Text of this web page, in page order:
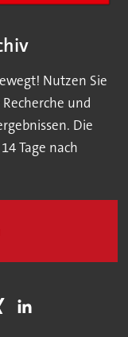
Nutzen Sie
und
Die
Tage nach